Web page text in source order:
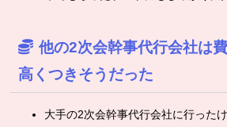
他の2次会幹事代行会社は
高くつきそうだった
大手の2次会幹事代行会社に行った